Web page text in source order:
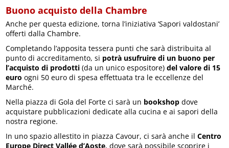
Buono acquisto della Chambre
Anche per questa edizione, torna l’iniziativa ‘Sapori valdostani’
offerti dalla Chambre.
Completando l’apposita tessera punti che sarà distribuita al
punto di accreditamento, si potrà usufruire di un buono per
l’acquisto di prodotti (da un unico espositore)del valore di 15
euro ogni 50 euro di spesa effettuata tra le eccellenze del
Marché.
Nella piazza di Gola del Forte ci sarà un bookshop dove
acquistare pubblicazioni dedicate alla cucina e ai sapori della
nostra regione.
In uno spazio allestito in piazza Cavour, ci sarà anche ilCentro
Europe Direct Vallée d’Aoste, dove sarà possibile scoprire i